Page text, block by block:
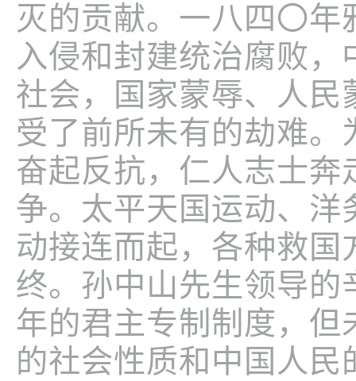
灭的贡献。一八四〇
入侵和封建统治腐败
社会，国家蒙辱、人
受了前所未有的劫难
奋起反抗，仁人志士
争。太平天国运动、
动接连而起，各种救
终。孙中山先生领导
年的君主专制制度，
的社会性质和中国人